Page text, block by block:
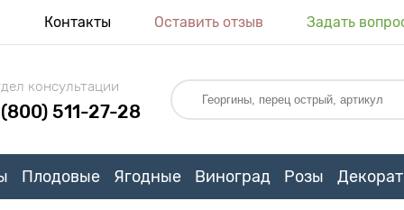
Контакты Оставить отзыв Задать
консультации
511-27-28
Плодовые Ягодные Виноград Розы